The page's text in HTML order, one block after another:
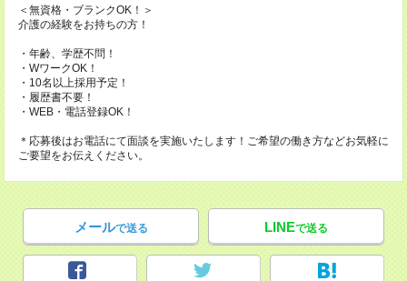
＜無資格・ブランクOK！＞
介護の経験をお持ちの方！
・年齢、学歴不問！
・WワークOK！
・10名以上採用予定！
・履歴書不要！
・WEB・電話登録OK！
＊応募後はお電話にて面談を実施いたします！ご希望の働き方などお気軽に
ご要望をお伝えください。
メールで送る LINEで送る